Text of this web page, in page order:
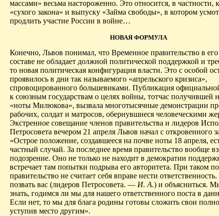
массами» весьма настороженно. Это относится, в частности,
«сухого закона» и выпуску «Займа свободы», в котором
продлить участие России в войне…
НОВАЯ ФОРМУЛА
Конечно, Львов понимал, что Временное правительство в
составе не обладает должной политической поддержкой и
то новая политическая конфигурация власти. Это с особой
проявилось в дни так называемого «апрельского кризиса»,
спровоцированного большевиками. Публикация
к союзным государствам о целях войны, тотчас получившей
«ноты Милюкова», вызвала многотысячные демонстрации
рабочих, солдат и матросов, обернувшиеся человеческими
Экстренное совещание членов правительства и лидеров
Петросовета вечером 21 апреля Львов начал с откровенного
«Острое положение, создавшееся на почве ноты 18 апреля,
частный случай. За последнее время правительство вообще
подозрение. Оно не только не находит в демократии
встречает там попытки подрыва его авторитета. При таком
правительство не считает себя вправе нести
позвать вас (лидеров Петросовета. — И. А.) и объясниться.
знать, годимся ли мы для нашего ответственного поста в
Если нет, то мы для блага родины готовы сложить свои
уступив место другим».